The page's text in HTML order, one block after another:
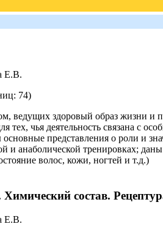
Е.В.
74)
ведущих здоровый образ жизни и
тех, чья деятельность связана с
представления о роли и
и анаболической тренировках;
волос, кожи, ногтей и т.д.)
состав.
Е.В.